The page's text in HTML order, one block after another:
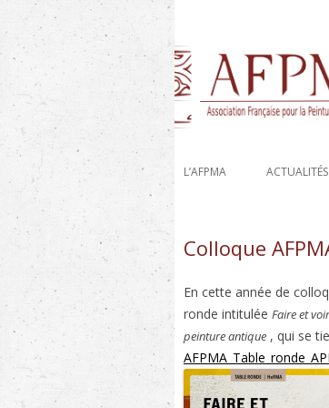
L’AFPMA ACTUALITÉS
Colloque
En cette année de
ronde intitulée Faire et
peinture antique , qui se